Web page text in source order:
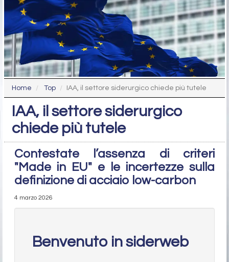
Home Top IAA, il settore siderurgico chiede più tutele
IAA, il settore siderurgico
chiede più tutele
Contestate l’assenza di criteri
"Made in EU" e le incertezze sulla
definizione di acciaio low-carbon
4 marzo 2026
Benvenuto in siderweb